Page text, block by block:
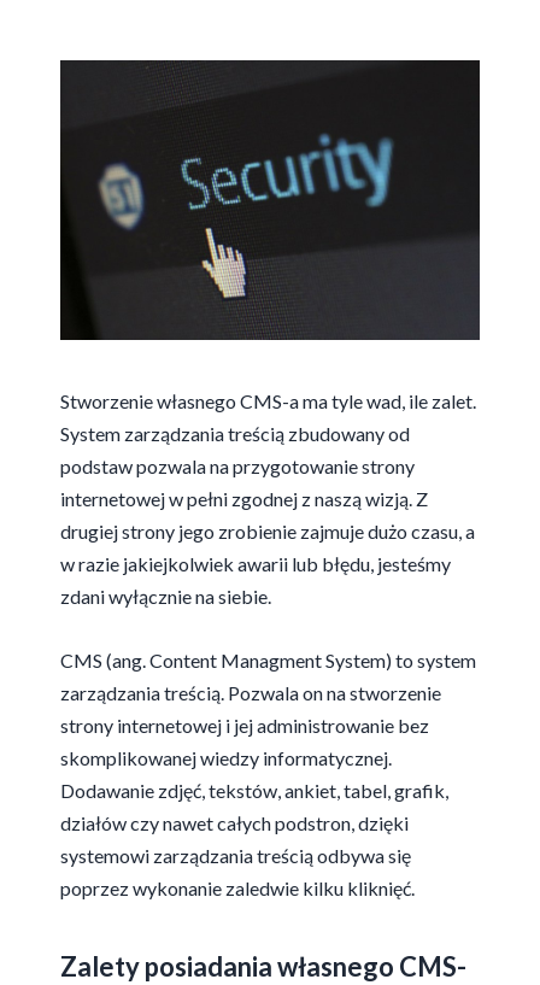
Stworzenie własnego CMS-a ma tyle wad, ile zalet.
System zarządzania treścią zbudowany od
podstaw pozwala na przygotowanie strony
internetowej w pełni zgodnej z naszą wizją. Z
drugiej strony jego zrobienie zajmuje dużo czasu, a
w razie jakiejkolwiek awarii lub błędu, jesteśmy
zdani wyłącznie na siebie.
CMS (ang. Content Managment System) to system
zarządzania treścią. Pozwala on na stworzenie
strony internetowej i jej administrowanie bez
skomplikowanej wiedzy informatycznej.
Dodawanie zdjęć, tekstów, ankiet, tabel, grafik,
działów czy nawet całych podstron, dzięki
systemowi zarządzania treścią odbywa się
poprzez wykonanie zaledwie kilku kliknięć.
Zalety posiadania własnego CMS-